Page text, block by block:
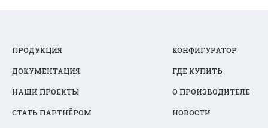
ПРОДУКЦИЯ КОНФИГУРАТОР
ДОКУМЕНТАЦИЯ ГДЕ КУПИТЬ
НАШИ ПРОЕКТЫ О ПРОИЗВОДИТЕЛЕ
СТАТЬ ПАРТНЁРОМ НОВОСТИ